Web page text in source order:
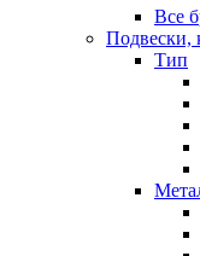
Все
Подвески,
Тип